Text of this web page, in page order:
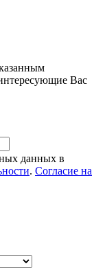
Вас
данных в
. Согласие на